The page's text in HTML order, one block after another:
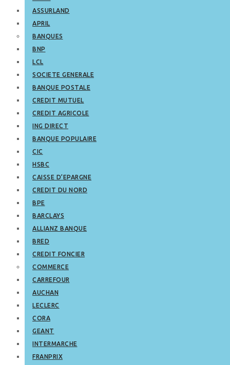
ASSURLAND
APRIL
BANQUES
BNP
LCL
SOCIETE GENERALE
BANQUE POSTALE
CREDIT MUTUEL
CREDIT AGRICOLE
ING DIRECT
BANQUE POPULAIRE
CIC
HSBC
CAISSE D’EPARGNE
CREDIT DU NORD
BPE
BARCLAYS
ALLIANZ BANQUE
BRED
CREDIT FONCIER
COMMERCE
CARREFOUR
AUCHAN
LECLERC
CORA
GEANT
INTERMARCHE
FRANPRIX